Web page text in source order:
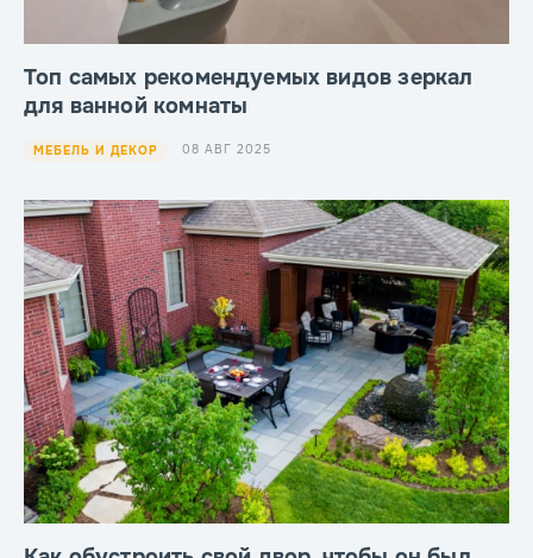
Топ самых рекомендуемых видов зеркал
для ванной комнаты
МЕБЕЛЬ И ДЕКОР 08 АВГ 2025